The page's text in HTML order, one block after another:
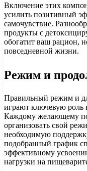
Включение этих
усилить позитивный
самочувствие.
продукты с
обогатит ваш рацион,
повседневной жизни.
Режим и
Правильный режим и
играют ключевую роль
Каждому желающему
организовать свой
необходимую
подобранный график
эффективному
нагрузки на